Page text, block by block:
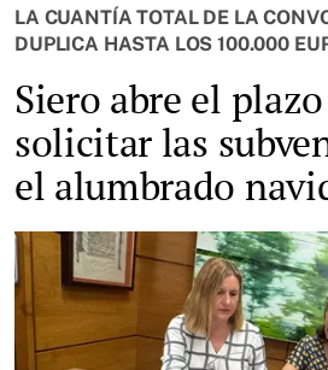
LA CUANTÍA TOTAL DE LA
DUPLICA HASTA LOS 100.000
Siero abre el
solicitar las
el alumbrado